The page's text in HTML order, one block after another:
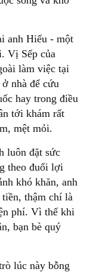
anh Hiếu - một
Vị Sếp của
làm việc tại
nhà để cứu
hay trong điều
tới khám rất
mệt mỏi.
luôn đặt sức
theo đuổi lợi
khó khăn, anh
thậm chí là
phí. Vì thế khi
bạn bè quý
lúc này bỗng